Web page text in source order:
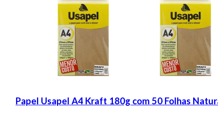
Papel Usapel A4 Kraft 180g com 50 Folhas